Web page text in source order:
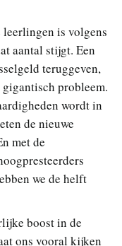
leerlingen is volgens
aantal stijgt. Een
teruggeven,
probleem.
wordt in
de nieuwe
met de
we de helft
boost in de
ons vooral kijken